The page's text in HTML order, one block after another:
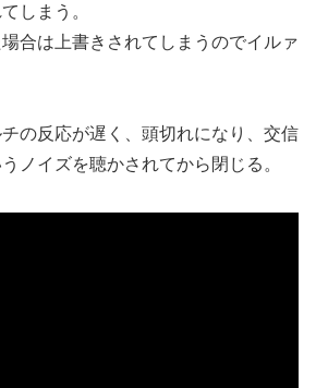
しまう。
合は上書きされてしまうのでイルァ
の反応が遅く、頭切れになり、交信
ノイズを聴かされてから閉じる。